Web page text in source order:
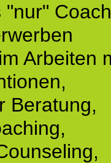
"nur"
Arbeiten
Beratung,